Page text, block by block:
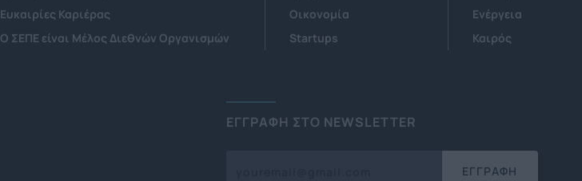
Ευκαιρίες Καριέρας
Ο ΣΕΠΕ είναι Μέλος Διεθνών Οργανισμών
Οικονομία
Startups
Ενέργεια
Καιρός
ΕΓΓΡΑΦΗ ΣΤΟ NEWSLETTER
ΕΓΓΡΑΦΗ